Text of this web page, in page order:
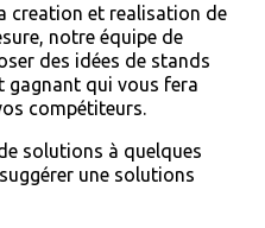
creation et realisation de
notre équipe de
des idées de stands
gagnant qui vous fera
compétiteurs.
solutions à quelques
une solutions